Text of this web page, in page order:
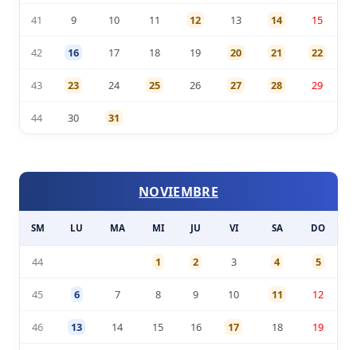
41 9 10 11 12 13 14 15
42 16 17 18 19 20 21 22
43 23 24 25 26 27 28 29
44 30 31
NOVIEMBRE
SM LU MA MI JU VI SA DO
44 1 2 3 4 5
45 6 7 8 9 10 11 12
46 13 14 15 16 17 18 19